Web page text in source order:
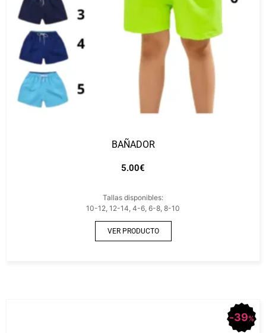
BAÑADOR
5.00€
Tallas disponibles:
10-12, 12-14, 4-6, 6-8, 8-10
VER PRODUCTO
39%